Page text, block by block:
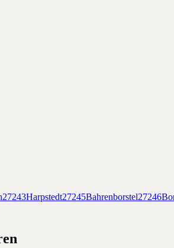
27243Harpstedt27245Bahrenborstel27246